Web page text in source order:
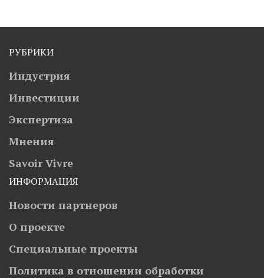
РУБРИКИ
Индустрия
Инвестиции
Экспертиза
Мнения
Savoir Vivre
ИНФОРМАЦИЯ
Новости партнеров
О проекте
Специальные проекты
Политика в отношении обработки